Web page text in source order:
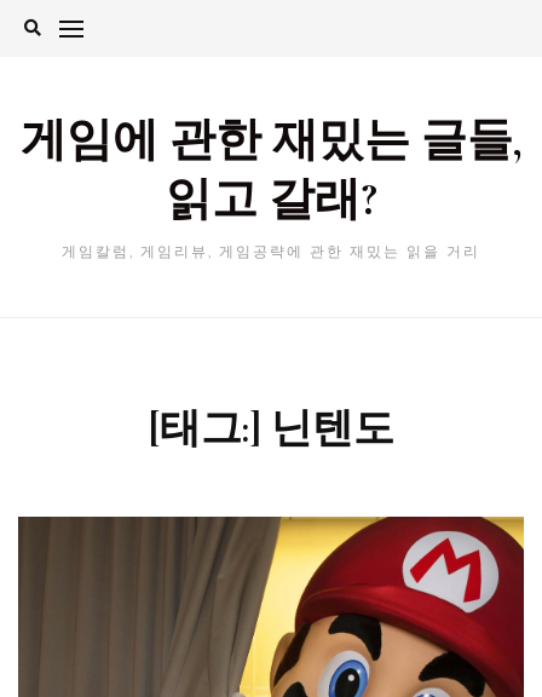
Skip
게임에 관한 재밌는 글들,
읽고 갈래?
게임칼럼, 게임리뷰, 게임공략에 관한 재밌는 읽을 거리
[태그:] 닌텐도